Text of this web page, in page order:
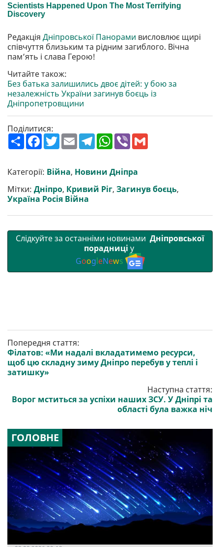
Редакція Дніпровської Панорами висловлює щирі
співчуття близьким та рідним загиблого. Вічна
пам’ять і слава Герою!
Читайте також:
Без батька залишились двоє дітей: у бою за
незалежність України загинув боєць із
Дніпропетровщини
Поділитися:
П
о
р
и
т
и
F
a
b
o
o
k
T
w
t
e
r
E
m
l
T
e
g
r
a
m
W
h
s
A
p
p
V
r
Категорії: Війна, Новини Дніпра
Мітки: Дніпро, Кривий Ріг, Загинув боєць,
Україна Росія Війна
Слідкуйте за останніми новинами Дніпровської
порадниці у
GoogleNews
Попередня стаття:
Філатов: «Ми надалі вкладатимемо ресурси,
щоб цю складну зиму Дніпро перебув у теплі і
затишку»
Наступна стаття:
Ворог мститься за успіхи наших ЗСУ. У Дніпрі та
області була важка ніч
ГОЛОВНЕ